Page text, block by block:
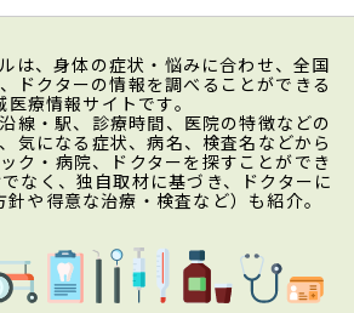
は、身体の症状・悩みに合わせ、全国
ドクターの情報を調べることができる
医療情報サイトです。
線・駅、診療時間、医院の特徴などの
気になる症状、病名、検査名などから
ク・病院、ドクターを探すことができ
なく、独自取材に基づき、ドクターに
や得意な治療・検査など）も紹介。